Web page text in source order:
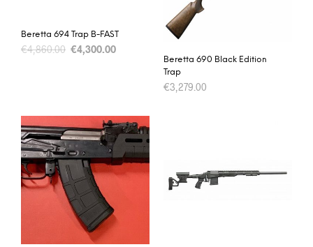
Beretta 694 Trap B-FAST
€4,860.00 €4,300.00
Beretta 690 Black Edition
Trap
€3,279.00